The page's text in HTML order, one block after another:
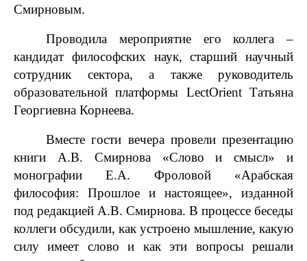
Смирновым.
Проводила мероприятие его коллега –
кандидат философских наук, старший научный
сотрудник сектора, а также руководитель
образовательной платформы LectOrientТатьяна
Георгиевна Корнеева.
Вместе гости вечера провели презентацию
книги А.В. Смирнова «Слово и смысл» и
монографииЕ.А. Фроловой «Арабская
философия: Прошлое и настоящее», изданной
под редакцией А.В. Смирнова. В процессе беседы
коллеги обсудили, как устроено мышление, какую
силу имеет слово и как эти вопросы решали